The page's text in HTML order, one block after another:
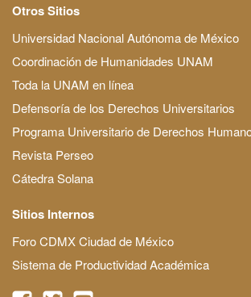
Otros Sitios
Universidad Nacional Autónoma de México
Coordinación de Humanidades UNAM
Toda la UNAM en línea
Defensoría de los Derechos Universitarios
Programa Universitario de Derechos
Revista Perseo
Cátedra Solana
Sitios Internos
Foro CDMX Ciudad de México
Sistema de Productividad Académica